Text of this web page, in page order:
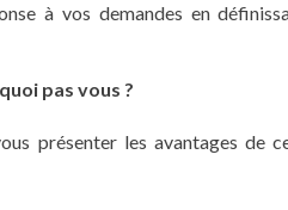
à vos demandes en
pas vous ?
présenter les avantages de